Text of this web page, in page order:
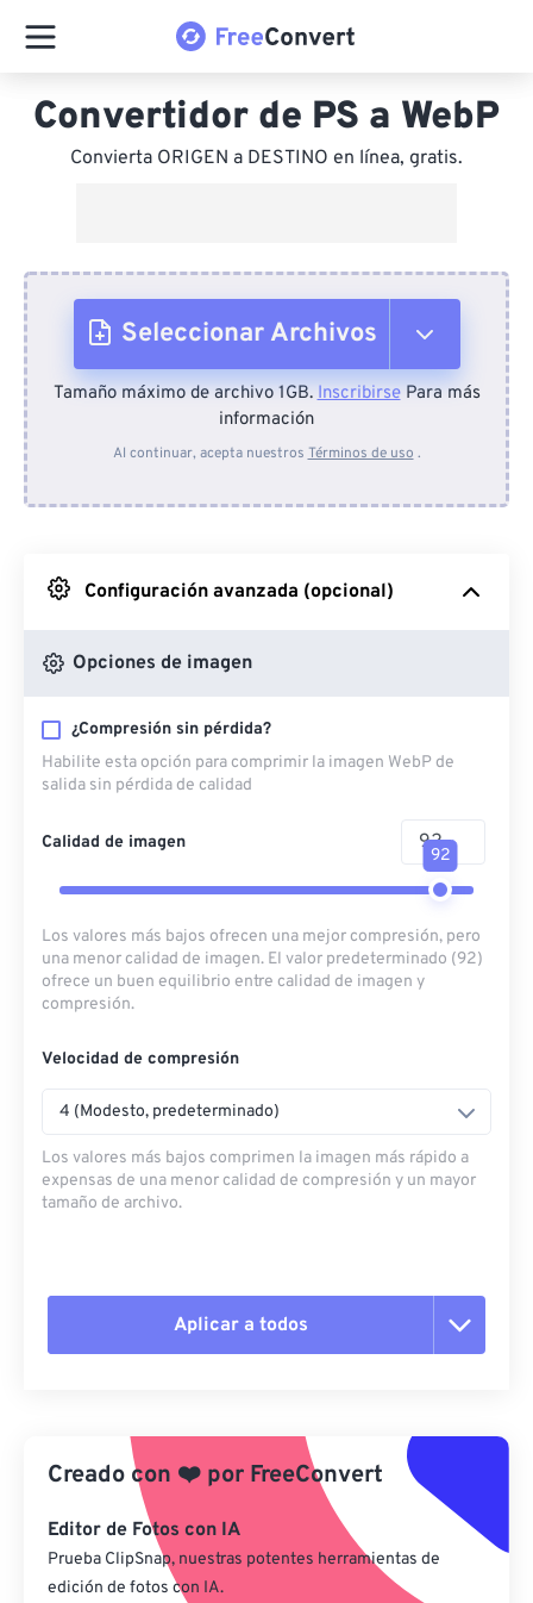
Convertidor de PS a WebP
Convierta ORIGEN a DESTINO en línea, gratis.
Seleccionar Archivos
Desde el dispositivo
Desde Google Drive
Desde OneDrive
Desde URL
Tamaño máximo de archivo 1GB.InscribirsePara más
información
Al continuar, acepta nuestros Términos de uso .
Configuración avanzada (opcional)
Opciones de imagen
¿Compresión sin pérdida?
Habilite esta opción para comprimir la imagen WebP de
salida sin pérdida de calidad
Calidad de imagen
92
Los valores más bajos ofrecen una mejor compresión, pero
una menor calidad de imagen. El valor predeterminado (92)
ofrece un buen equilibrio entre calidad de imagen y
compresión.
Velocidad de compresión
4 (Modesto, predeterminado)
Los valores más bajos comprimen la imagen más rápido a
expensas de una menor calidad de compresión y un mayor
tamaño de archivo.
Aplicar a todos
Aplicar desde el ajuste preestablecido
Guardar como preestablecido
Creado con ❤️ por FreeConvert
Editor de Fotos con IA
Prueba ClipSnap, nuestras potentes herramientas de
edición de fotos con IA.